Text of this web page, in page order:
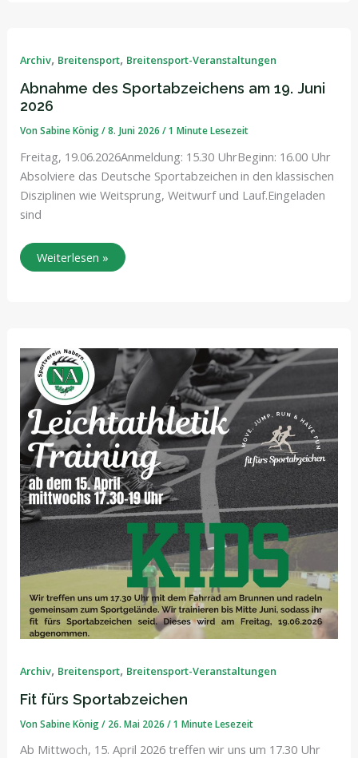
Archiv, Breitensport, Breitensport-Veranstaltungen
Abnahme des Sportabzeichens am 19. Juni
2026
VonSabine König/8. Juni 2026/1 Minute Lesezeit
Freitag, 19.06.2026Anmeldung: 15.30 UhrBeginn: 16.00 Uhr
Absolviere das Deutsche Sportabzeichen in den klassischen
Disziplinen wie Weitsprung, Weitwurf und Lauf.Eingeladen
sind
Sportabzeichens
am
Juni
2026
Weiterlesen »
Archiv, Breitensport, Breitensport-Veranstaltungen
Fit fürs Sportabzeichen
VonSabine König/ 26. Mai 2026/1 Minute Lesezeit
Ab Mittwoch, 15. April 2026 treffen wir uns um 17.30 Uhr
fürs
Sportabzeichen